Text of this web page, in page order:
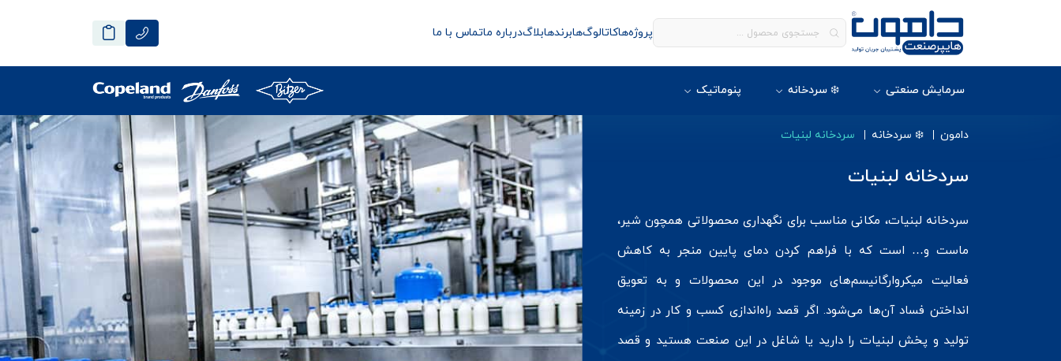
پروژه‌هاکاتالوگ‌هابرندهابلاگدرباره ماتماس با ما
سرمایش صنعتی ❄️ سردخانه پنوماتیک
دامون ❄️ سردخانه سردخانه لبنیات
سردخانه لبنیات
سردخانه لبنیات، مکانی مناسب برای نگهداری محصولاتی همچون شیر،
ماست و… است که با فراهم کردن دمای پایین منجر به کاهش
فعالیت میکروارگانیسم‌های موجود در این محصولات و به تعویق
انداختن فساد آن‌ها می‌شود. اگر قصد راه‌اندازی کسب و کار در زمینه
تولید و پخش لبنیات را دارید یا شاغل در این صنعت هستید و قصد